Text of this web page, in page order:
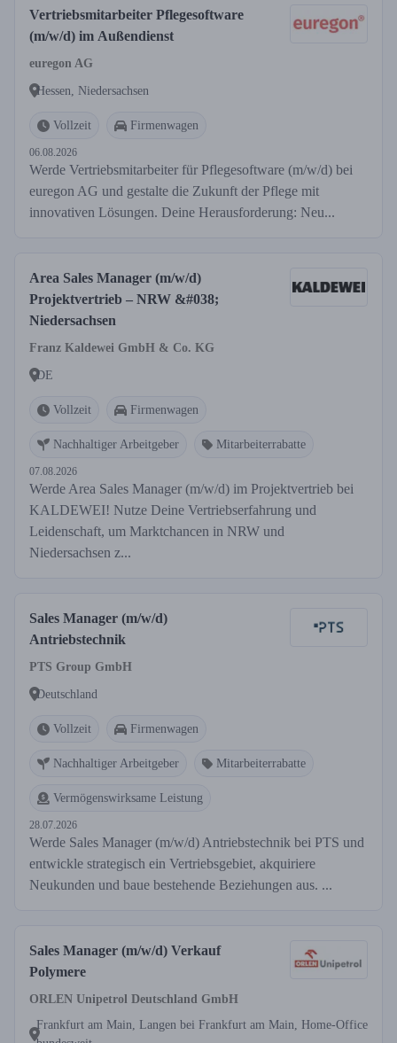
Vertriebsmitarbeiter Pflegesoftware
(m/w/d) im Außendienst
euregon AG
Hessen, Niedersachsen
Vollzeit Firmenwagen
06.08.2026
Werde Vertriebsmitarbeiter für Pflegesoftware (m/w/d) bei
euregon AG und gestalte die Zukunft der Pflege mit
innovativen Lösungen. Deine Herausforderung: Neu...
Area Sales Manager (m/w/d)
Projektvertrieb – NRW &#038;
Niedersachsen
Franz Kaldewei GmbH & Co. KG
DE
Vollzeit Firmenwagen
Nachhaltiger Arbeitgeber Mitarbeiterrabatte
07.08.2026
Werde Area Sales Manager (m/w/d) im Projektvertrieb bei
KALDEWEI! Nutze Deine Vertriebserfahrung und
Leidenschaft, um Marktchancen in NRW und
Niedersachsen z...
Sales Manager (m/w/d)
Antriebstechnik
PTS Group GmbH
Deutschland
Vollzeit Firmenwagen
Nachhaltiger Arbeitgeber Mitarbeiterrabatte
Vermögenswirksame Leistung
28.07.2026
Werde Sales Manager (m/w/d) Antriebstechnik bei PTS und
entwickle strategisch ein Vertriebsgebiet, akquiriere
Neukunden und baue bestehende Beziehungen aus. ...
Sales Manager (m/w/d) Verkauf
Polymere
ORLEN Unipetrol Deutschland GmbH
Frankfurt am Main, Langen bei Frankfurt am Main, Home-Office